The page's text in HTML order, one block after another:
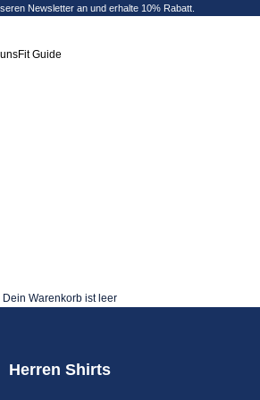
Newsletter an und erhalte 10% Rabatt.
Fit Guide
Dein Warenkorb ist leer
Herren Shirts